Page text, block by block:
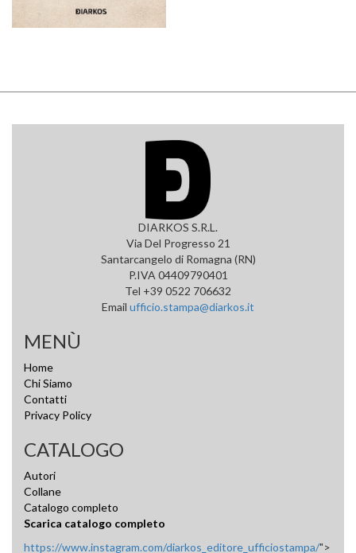
DIARKOS S.R.L.
Via Del Progresso 21
Santarcangelo di Romagna (RN)
P.IVA 04409790401
Tel +39 0522 706632
Email ufficio.stampa@diarkos.it
MENÙ
Home
Chi Siamo
Contatti
Privacy Policy
CATALOGO
Autori
Collane
Catalogo completo
Scarica catalogo completo
https://www.instagram.com/diarkos_editore_ufficiostampa/">